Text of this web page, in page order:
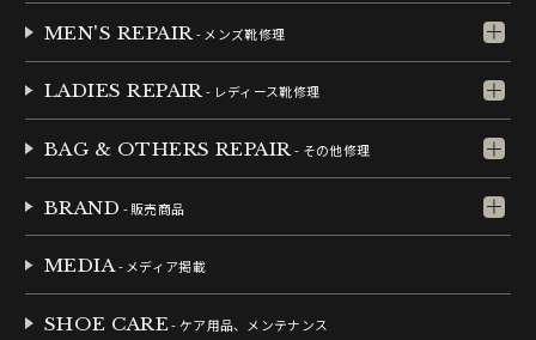
MEN'S REPAIR- メンズ靴修理
LADIES REPAIR- レディース靴修理
BAG & OTHERS REPAIR- その他修理
BRAND - 販売商品
MEDIA- メディア掲載
SHOE CARE- ケア用品、メンテナンス